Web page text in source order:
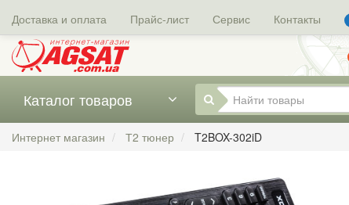
Доставка и оплата Прайс-лист Сервис Контакты
Каталог товаров
Интернет магазин Т2 тюнер T2BOX-302iD